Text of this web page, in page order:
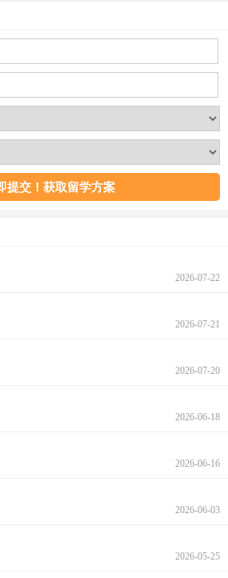
2026-07-22
2026-07-21
2026-07-20
2026-06-18
2026-06-16
2026-06-03
2026-05-25